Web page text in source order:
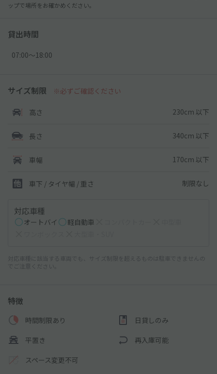
ップで場所をお確かめください。
貸出時間
07:00〜18:00
サイズ制限 ※必ずご確認ください
高さ 230cm 以下
長さ 340cm 以下
車幅 170cm 以下
車下 / タイヤ幅 / 重さ 制限なし
対応車種
オートバイ 軽自動車
対応車種に該当する車両でも、サイズ制限を超えるものは駐車できませんの
でご注意ください。
特徴
時間制限あり 日貸しのみ
平置き 再入庫可能
スペース変更不可